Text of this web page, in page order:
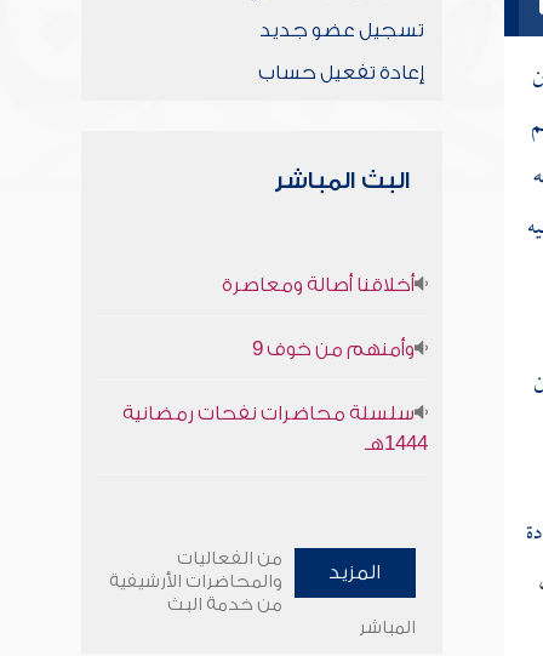
تسجيل عضو جديد
إعادة تفعيل حساب
البث المباشر
أخلاقنا أصالة ومعاصرة
وأمنهم من خوف 9
سلسلة محاضرات نفحات رمضانية
1444هـ
المزيد
من الفعاليات
والمحاضرات الأرشيفية
من خدمة البث
المباشر